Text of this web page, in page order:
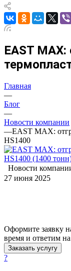
EAST MAX:
Главная
—
Блог
—
Новости компании
—EAST MAX:
HS1400
Новости
27 июня 2025
Оформите заявку
время и ответим
Заказать услугу
?